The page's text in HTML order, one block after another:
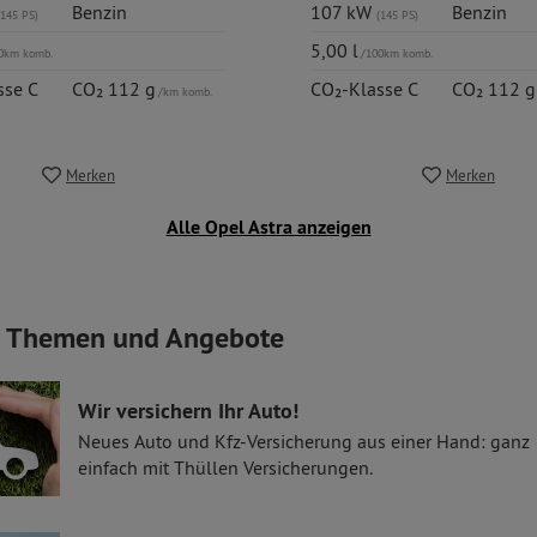
PS)
Benzin
komb.
C CO₂ 112 g/km komb.
Merken
107 kW (145 PS)
Benzin
5,00 l/100km komb.
CO₂-Klasse C CO₂ 112
Merken
Alle Opel Astra anzeigen
und Angebote
Wir versichern Ihr Auto!
Neues Auto und Kfz-Versicherung aus einer Hand: ganz
einfach mit Thüllen Versicherungen.